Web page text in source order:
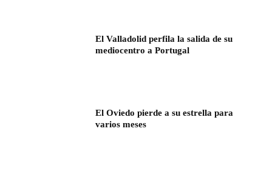
El Valladolid perfila la salida de su
mediocentro a Portugal
El Oviedo pierde a su estrella para
varios meses